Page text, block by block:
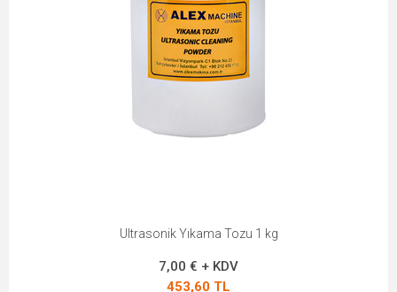
Ultrasonik Yıkama Tozu 1 kg
7,00 € + KDV
453,60 TL